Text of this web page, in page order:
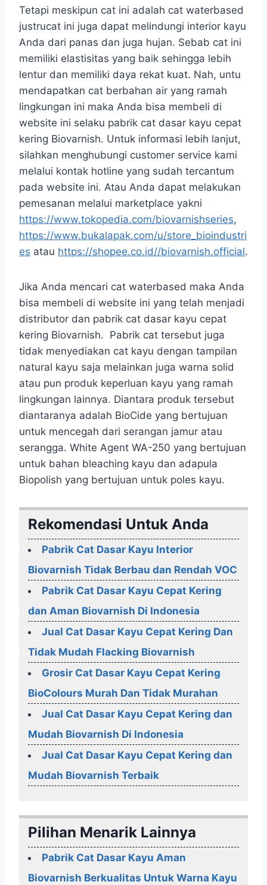
Tetapi meskipun cat ini adalah cat waterbased
justrucat ini juga dapat melindungi interior kayu
Anda dari panas dan juga hujan. Sebab cat ini
memiliki elastisitas yang baik sehingga lebih
lentur dan memiliki daya rekat kuat. Nah, untu
mendapatkan cat berbahan air yang ramah
lingkungan ini maka Anda bisa membeli di
website ini selaku pabrik cat dasar kayu cepat
kering Biovarnish. Untuk informasi lebih lanjut,
silahkan menghubungi customer service kami
melalui kontak hotline yang sudah tercantum
pada website ini. Atau Anda dapat melakukan
pemesanan melalui marketplace yakni
https://www.tokopedia.com/biovarnishseries,
https://www.bukalapak.com/u/store_bioindustri
es atau https://shopee.co.id//biovarnish.official.
Jika Anda mencari cat waterbased maka Anda
bisa membeli di website ini yang telah menjadi
distributor dan pabrik cat dasar kayu cepat
kering Biovarnish. Pabrik cat tersebut juga
tidak menyediakan cat kayu dengan tampilan
natural kayu saja melainkan juga warna solid
atau pun produk keperluan kayu yang ramah
lingkungan lainnya. Diantara produk tersebut
diantaranya adalah BioCide yang bertujuan
untuk mencegah dari serangan jamur atau
serangga. White Agent WA-250 yang bertujuan
untuk bahan bleaching kayu dan adapula
Biopolish yang bertujuan untuk poles kayu.
Rekomendasi Untuk Anda
Pabrik Cat Dasar Kayu Interior
Biovarnish Tidak Berbau dan Rendah VOC
Pabrik Cat Dasar Kayu Cepat Kering
dan Aman Biovarnish Di Indonesia
Jual Cat Dasar Kayu Cepat Kering Dan
Tidak Mudah Flacking Biovarnish
Grosir Cat Dasar Kayu Cepat Kering
BioColours Murah Dan Tidak Murahan
Jual Cat Dasar Kayu Cepat Kering dan
Mudah Biovarnish Di Indonesia
Jual Cat Dasar Kayu Cepat Kering dan
Mudah Biovarnish Terbaik
Pilihan Menarik Lainnya
Pabrik Cat Dasar Kayu Aman
Biovarnish Berkualitas Untuk Warna Kayu